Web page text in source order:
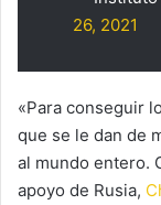
26, 2021
«Para conseguir
que se le dan de
al mundo entero.
apoyo de Rusia,